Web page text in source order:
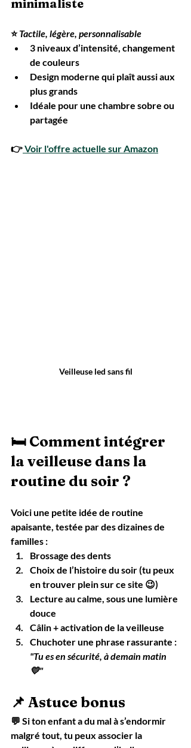
minimaliste
⭐ Tactile, légère, personnalisable
3 niveaux d’intensité, changement
de couleurs
Design moderne qui plaît aussi aux
plus grands
Idéale pour une chambre sobre ou
partagée
👉 Voir l'offre actuelle sur Amazon
Veilleuse led sans fil
🛏️ Comment intégrer
la veilleuse dans la
routine du soir ?
Voici une petite idée de routine
apaisante , testée par des dizaines de
familles :
Brossage des dents
Choix de l’histoire du soir (tu peux
en trouver plein sur ce site 😉)
Lecture au calme, sous une lumière
douce
Câlin + activation de la veilleuse
Chuchoter une phrase rassurante :
"Tu es en sécurité, à demain matin
💛"
📌 Astuce bonus
💬 Si ton enfant a du mal à s’endormir
malgré tout, tu peux associer la